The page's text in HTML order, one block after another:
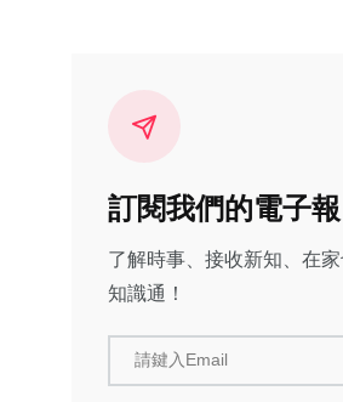
訂閱我們的電子報
了解時事、接收新知、在家
知識通！
請鍵入Email